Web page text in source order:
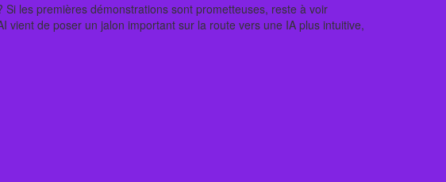
Si les premières démonstrations sont prometteuses, reste à voir
de poser un jalon important sur la route vers une IA plus intuitive,